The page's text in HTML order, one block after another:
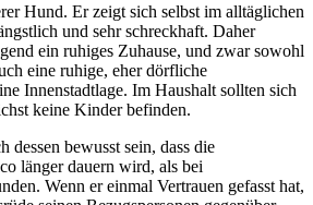
Hund. Er zeigt sich selbst im alltäglichen
und sehr schreckhaft. Daher
ein ruhiges Zuhause, und zwar sowohl
eine ruhige, eher dörfliche
Innenstadtlage. Im Haushalt sollten sich
keine Kinder befinden.
dessen bewusst sein, dass die
länger dauern wird, als bei
Wenn er einmal Vertrauen gefasst hat,